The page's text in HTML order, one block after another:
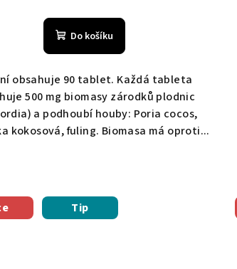
Do košíku
obsahuje 90 tablet. Každá tableta
500 mg biomasy zárodků plodnic
a podhoubí houby: Poria cocos,
kokosová, fuling. Biomasa má oproti...
Tip